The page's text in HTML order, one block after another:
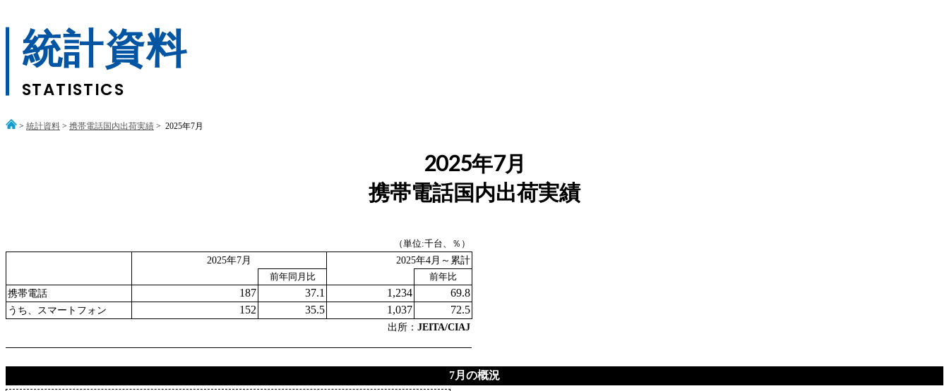
統計資料
STATISTICS
> 統計資料 > 携帯電話国内出荷実績 > 2025年7月
2025年7月
携帯電話国内出荷実績
（単位:千台、％）
2025年7月 2025年4月～累計
前年同月比 前年比
携帯電話 187 37.1 1,234 69.8
うち、スマートフォン 152 35.5 1,037 72.5
出所： JEITA/CIAJ
7月の概況